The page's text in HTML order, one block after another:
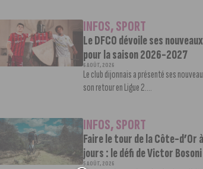
INFOS,SPORT
Le DFCO dévoile ses
pour la saison 2026-2027
6 AOÛT, 2026
Le club dijonnais a présenté ses
son retour en Ligue 2....
INFOS,SPORT
Faire le tour de la Côte-d’Or
jours : le défi de Victor Bosoni
5 AOÛT, 2026